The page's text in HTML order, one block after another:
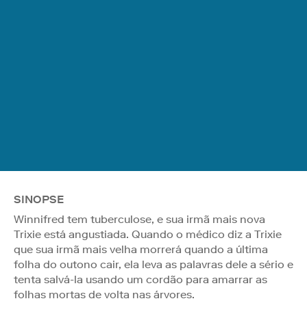
SINOPSE
Winnifred tem tuberculose, e sua irmã mais nova
Trixie está angustiada. Quando o médico diz a Trixie
que sua irmã mais velha morrerá quando a última
folha do outono cair, ela leva as palavras dele a sério e
tenta salvá-la usando um cordão para amarrar as
folhas mortas de volta nas árvores.